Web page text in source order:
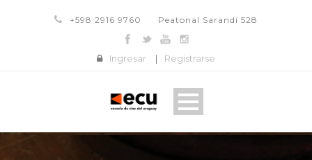
+598 2916 9760 Peatonal Sarandí 528
Ingresar | Registrarse